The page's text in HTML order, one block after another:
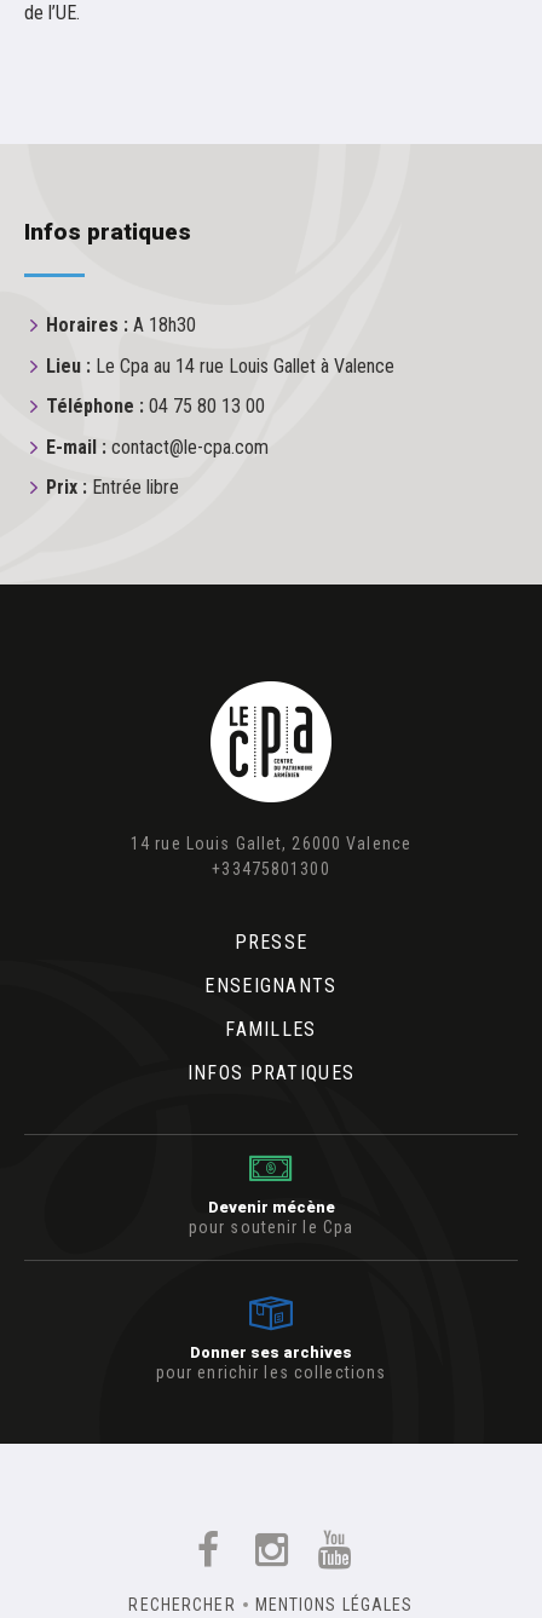
de l’UE.
Infos pratiques
Horaires : A 18h30
Lieu : Le Cpa au 14 rue Louis Gallet à Valence
Téléphone : 04 75 80 13 00
E-mail : contact@le-cpa.com
Prix : Entrée libre
14 rue Louis Gallet, 26000 Valence
+33475801300
PRESSE
ENSEIGNANTS
FAMILLES
INFOS PRATIQUES
Devenir mécène
pour soutenir le Cpa
Donner ses archives
pour enrichir les collections
RECHERCHER MENTIONS LÉGALES